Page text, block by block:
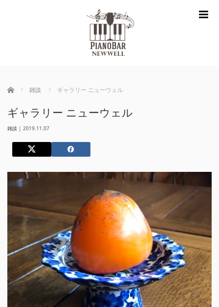
ホーム 雑談 ギャラリー ニューウェル
ギャラリー ニューウェル
雑談 | 2019.11.07